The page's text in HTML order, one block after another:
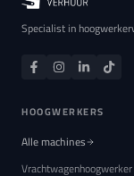
Specialist in
HOOGWERKERS
Alle machines